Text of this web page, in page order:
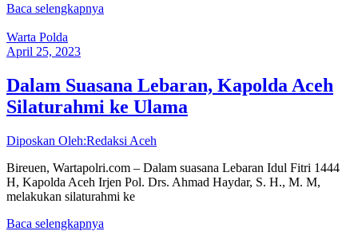
Baca selengkapnya
Warta Polda
April 25, 2023
Dalam Suasana Lebaran, Kapolda Aceh
Silaturahmi ke Ulama
Diposkan Oleh:Redaksi Aceh
Bireuen, Wartapolri.com – Dalam suasana Lebaran Idul Fitri 1444
H, Kapolda Aceh Irjen Pol. Drs. Ahmad Haydar, S. H., M. M,
melakukan silaturahmi ke
Baca selengkapnya